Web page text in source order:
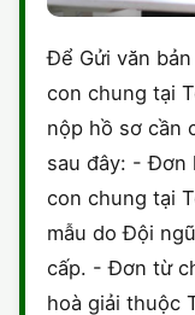
Để Gửi văn
con chung tại
nộp hồ sơ cần
sau đây: - Đơn
con chung tại
mẫu do Đội
cấp. - Đơn từ
hoà giải thuộc